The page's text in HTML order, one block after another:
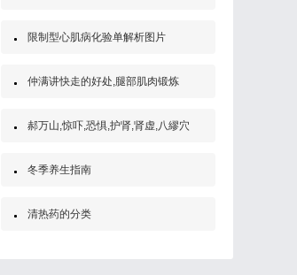
限制型心肌病化验单解析图片
仲满讲快走的好处,腿部肌肉锻炼
郝万山,惊吓,恐惧,护肾,肾虚,八繆穴
冬季养生指南
清热药的分类